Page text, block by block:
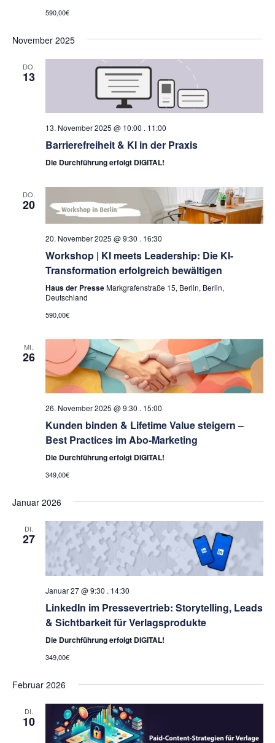
590,00€
November 2025
DO.
13
13. November 2025 @ 10:00 . 11:00
Barrierefreiheit & KI in der Praxis
Die Durchführung erfolgt DIGITAL!
DO.
20
20. November 2025 @ 9:30 . 16:30
Workshop | KI meets Leadership: Die KI-
Transformation erfolgreich bewältigen
Haus der PresseMarkgrafenstraße 15, Berlin, Berlin,
Deutschland
590,00€
MI.
26
26. November 2025 @ 9:30 . 15:00
Kunden binden & Lifetime Value steigern –
Best Practices im Abo-Marketing
Die Durchführung erfolgt DIGITAL!
349,00€
Januar 2026
DI.
27
Januar 27 @ 9:30 . 14:30
LinkedIn im Pressevertrieb: Storytelling, Leads
& Sichtbarkeit für Verlagsprodukte
Die Durchführung erfolgt DIGITAL!
349,00€
Februar 2026
DI.
10